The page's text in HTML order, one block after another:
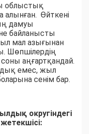
облыстық
Өйткені
дамуы
байланысты
мал азығынан
Шөпшілердің
аңғартқандай.
емес, жыл
сенім бар.
округіндегі